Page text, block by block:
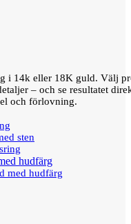
i 14k eller 18K guld. Välj
– och se resultatet
och förlovning.
sten
hudfärg